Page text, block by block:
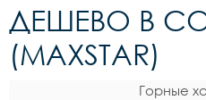
ДЕШЕВО В
(MAXSTAR)
Горные